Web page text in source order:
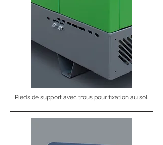
Pieds de support avec trous pour fixation au sol.